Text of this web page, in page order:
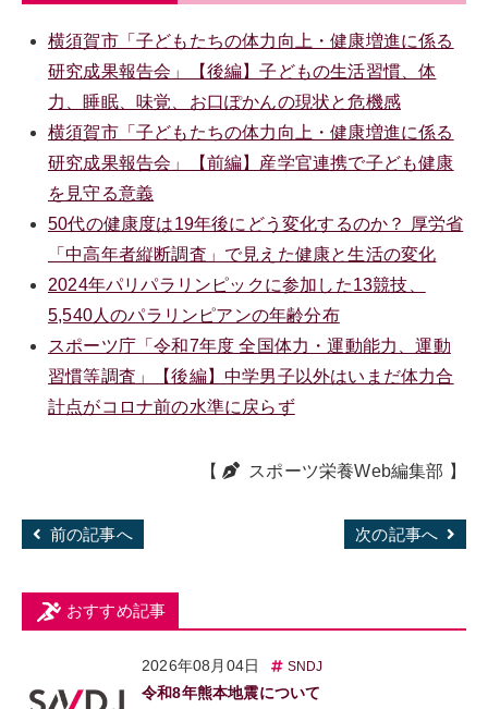
横須賀市「子どもたちの体力向上・健康増進に係る
研究成果報告会」【後編】子どもの生活習慣、体
力、睡眠、味覚、お口ぽかんの現状と危機感
横須賀市「子どもたちの体力向上・健康増進に係る
研究成果報告会」【前編】産学官連携で子ども健康
を見守る意義
50代の健康度は19年後にどう変化するのか？ 厚労省
「中高年者縦断調査」で見えた健康と生活の変化
2024年パリパラリンピックに参加した13競技、
5,540人のパラリンピアンの年齢分布
スポーツ庁「令和7年度 全国体力・運動能力、運動
習慣等調査」【後編】中学男子以外はいまだ体力合
計点がコロナ前の水準に戻らず
【 スポーツ栄養Web編集部 】
前の記事へ 次の記事へ
おすすめ記事
2026年08月04日 SNDJ
令和8年熊本地震について